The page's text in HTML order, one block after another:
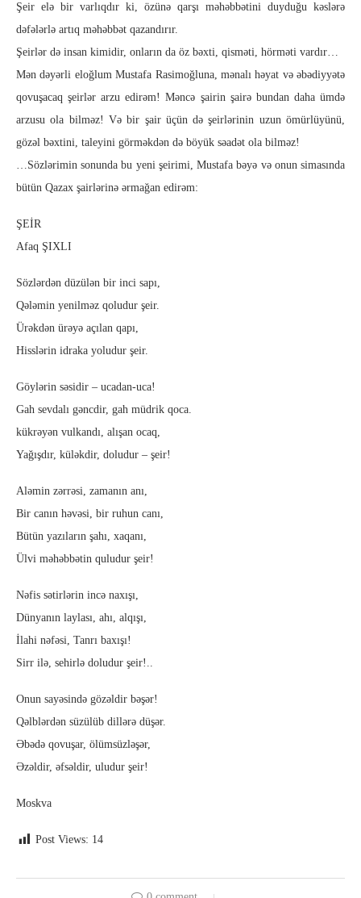
Şeir elə bir varlıqdır ki, özünə qarşı məhəbbətini duyduğu kəslərə
dəfələrlə artıq məhəbbət qazandırır.
Şeirlər də insan kimidir, onların da öz bəxti, qisməti, hörməti vardır…
Mən dəyərli eloğlum Mustafa Rasimoğluna, mənalı həyat və əbədiyyətə
qovuşacaq şeirlər arzu edirəm! Məncə şairin şairə bundan daha ümdə
arzusu ola bilməz! Və bir şair üçün də şeirlərinin uzun ömürlüyünü,
gözəl bəxtini, taleyini görməkdən də böyük səadət ola bilməz!
…Sözlərimin sonunda bu yeni şeirimi, Mustafa bəyə və onun simasında
bütün Qazax şairlərinə ərmağan edirəm:
ŞEİR
Afaq ŞIXLI
Sözlərdən düzülən bir inci sapı,
Qələmin yenilməz qoludur şeir.
Ürəkdən ürəyə açılan qapı,
Hisslərin idraka yoludur şeir.
Göylərin səsidir – ucadan-uca!
Gah sevdalı gəncdir, gah müdrik qoca.
kükrəyən vulkandı, alışan ocaq,
Yağışdır, küləkdir, doludur – şeir!
Aləmin zərrəsi, zamanın anı,
Bir canın həvəsi, bir ruhun canı,
Bütün yazıların şahı, xaqanı,
Ülvi məhəbbətin quludur şeir!
Nəfis sətirlərin incə naxışı,
Dünyanın laylası, ahı, alqışı,
İlahi nəfəsi, Tanrı baxışı!
Sirr ilə, sehirlə doludur şeir!..
Onun sayəsində gözəldir bəşər!
Qəlblərdən süzülüb dillərə düşər.
Əbədə qovuşar, ölümsüzləşər,
Əzəldir, əfsəldir, uludur şeir!
Moskva
Post Views: 14